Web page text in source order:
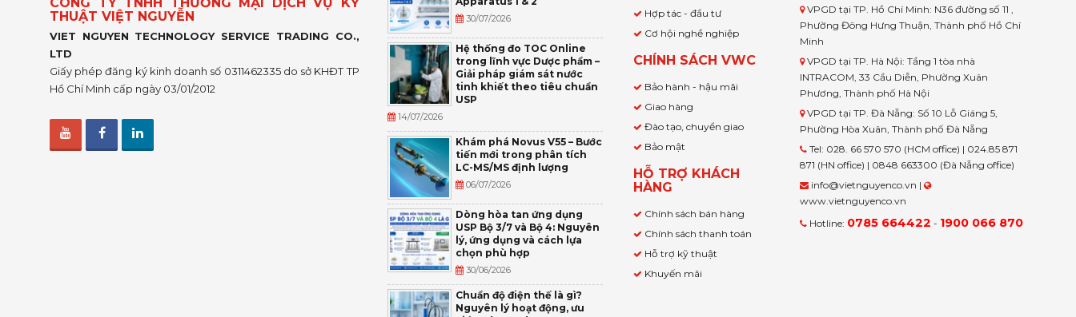
THUẬT VIỆT NGUYỄN
VIET NGUYEN TECHNOLOGY SERVICE TRADING CO.,
LTD
Giấy phép đăng ký kinh doanh số 0311462335 do sở KHĐT TP
Hồ Chí Minh cấp ngày 03/01/2012
30/07/2026
Hệ thống đo TOC Online
trong lĩnh vực Dược phẩm –
Giải pháp giám sát nước
tinh khiết theo tiêu chuẩn
USP
14/07/2026
Khám phá Novus V55 – Bước
tiến mới trong phân tích
LC-MS/MS định lượng
06/07/2026
Dòng hòa tan ứng dụng
USP Bộ 3/7 và Bộ 4: Nguyên
lý, ứng dụng và cách lựa
chọn phù hợp
30/06/2026
Chuẩn độ điện thế là gì?
Nguyên lý hoạt động, ưu
Hợp tác - đầu tư
Cơ hội nghề nghiệp
CHÍNH SÁCH VWC
Bảo hành - hậu mãi
Giao hàng
Đào tạo, chuyển giao
Bảo mật
HỖ TRỢ KHÁCH
HÀNG
Chính sách bán hàng
Chính sách thanh toán
Hỗ trợ kỹ thuật
Khuyến mãi
VPGD tại TP. Hồ Chí Minh: N36 đường số 11 ,
Phường Đông Hưng Thuận, Thành phố Hồ Chí
Minh
VPGD tại TP. Hà Nội: Tầng 1 tòa nhà
INTRACOM, 33 Cầu Diễn, Phường Xuân
Phương, Thành phố Hà Nội
VPGD tại TP. Đà Nẵng: Số 10 Lỗ Giáng 5,
Phường Hòa Xuân, Thành phố Đà Nẵng
Tel: 028. 66 570 570 (HCM office) | 024.85 871
871 (HN office) | 0848 663300 (Đà Nẵng office)
info@vietnguyenco.vn |
www.vietnguyenco.vn
Hotline: 0785 664422 - 1900 066 870